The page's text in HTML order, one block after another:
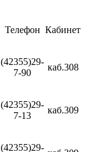
Телефон Кабинет
(42355)29-
7-90
каб.308
(42355)29-
7-13
каб.309
(42355)29-